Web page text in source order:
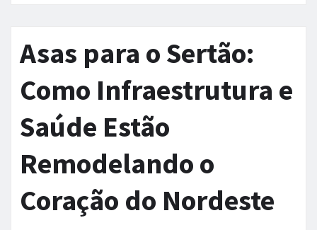
Asas para o Sertão:
Como Infraestrutura e
Saúde Estão
Remodelando o
Coração do Nordeste